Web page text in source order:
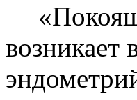
возникает